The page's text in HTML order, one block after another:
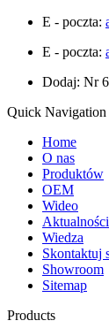
E - poczta:
E - poczta:
Dodaj: Nr
Quick Navigation
Home
O nas
Produktów
OEM
Wideo
Aktualności
Wiedza
Skontaktuj
Showroom
Sitemap
Products